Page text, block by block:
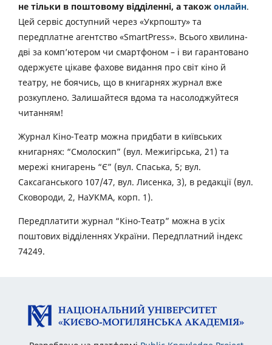
не тільки в поштовому відділенні, а також онлайн.
Цей сервіс доступний через «Укрпошту» та
передплатне агентство «SmartPress». Всього хвилина-
дві за комп’ютером чи смартфоном – і ви гарантовано
одержуєте цікаве фахове видання про світ кіно й
театру, не боячись, що в книгарнях журнал вже
розкуплено. Залишайтеся вдома та насолоджуйтеся
читанням!
Журнал Кіно-Театр можна придбати в київських
книгарнях: “Смолоскип” (вул. Межигірська, 21) та
мережі книгарень “Є” (вул. Спаська, 5; вул.
Саксаганського 107/47, вул. Лисенка, 3), в редакції (вул.
Сковороди, 2, НаУКМА, корп. 1).
Передплатити журнал “Кіно-Театр” можна в усіх
поштових відділеннях України. Передплатний індекс
74249.